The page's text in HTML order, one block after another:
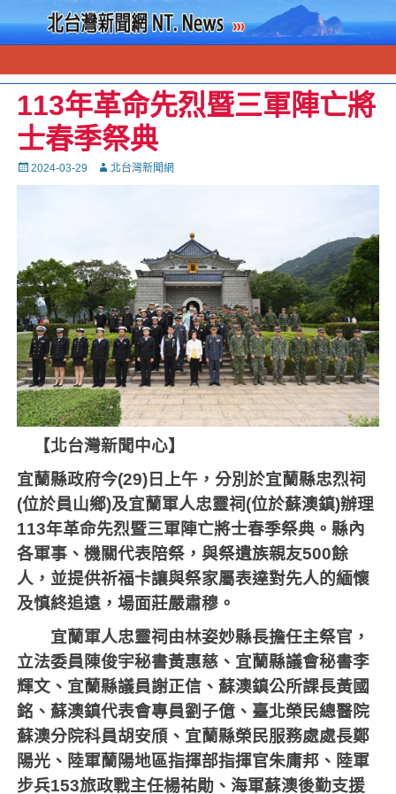
113年革命先烈暨三軍陣亡將
士春季祭典
Posted
on
2024-03-29 Autor北台灣新聞網
【北台灣新聞中心】
宜蘭縣政府今(29) 日上午，分別於宜蘭縣忠烈祠
(位於員山鄉)及宜蘭軍人忠靈祠(位於蘇澳鎮)辦理
113年革命先烈暨三軍陣亡將士春季祭典。縣內
各軍事、機關代表陪祭，與祭遺族親友500餘
人，並提供祈福卡讓與祭家屬表達對先人的緬懷
及慎終追遠，場面莊嚴肅穆。
宜蘭軍人忠靈祠由林姿妙縣長擔任主祭官，
立法委員陳俊宇秘書黃惠慈、宜蘭縣議會秘書李
輝文、宜蘭縣議員謝正信、蘇澳鎮公所課長黃國
銘、蘇澳鎮代表會專員劉子億、臺北榮民總醫院
蘇澳分院科員胡安頎、宜蘭縣榮民服務處處長鄭
陽光、陸軍蘭陽地區指揮部指揮官朱庸邦、陸軍
步兵153旅政戰主任楊祐勛、海軍蘇澳後勤支援